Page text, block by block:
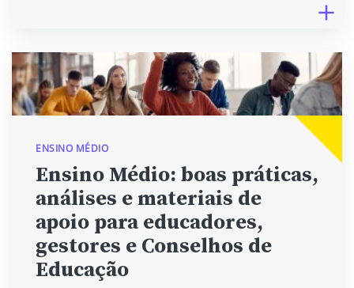
ENSINO MÉDIO
Ensino Médio: boas práticas,
análises e materiais de
apoio para educadores,
gestores e Conselhos de
Educação